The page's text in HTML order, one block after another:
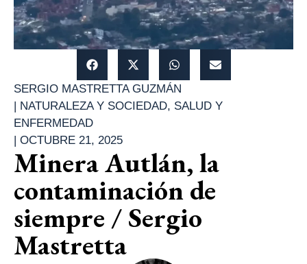
SERGIO MASTRETTA GUZMÁN
NATURALEZA Y SOCIEDAD, SALUD Y
ENFERMEDAD
OCTUBRE 21, 2025
Minera Autlán, la
contaminación de
siempre / Sergio
Mastretta